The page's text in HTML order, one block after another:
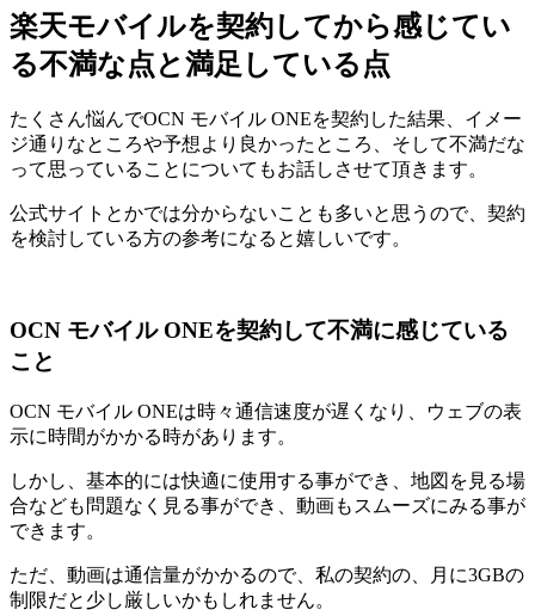
楽天モバイルを契約してから感じてい
る不満な点と満足している点
たくさん悩んでOCN モバイル ONEを契約した結果、イメー
ジ通りなところや予想より良かったところ、そして不満だな
って思っていることについてもお話しさせて頂きます。
公式サイトとかでは分からないことも多いと思うので、契約
を検討している方の参考になると嬉しいです。
OCN モバイル ONEを契約して不満に感じている
こと
OCN モバイル ONEは時々通信速度が遅くなり、ウェブの表
示に時間がかかる時があります。
しかし、基本的には快適に使用する事ができ、地図を見る場
合なども問題なく見る事ができ、動画もスムーズにみる事が
できます。
ただ、動画は通信量がかかるので、私の契約の、月に3GBの
制限だと少し厳しいかもしれません。